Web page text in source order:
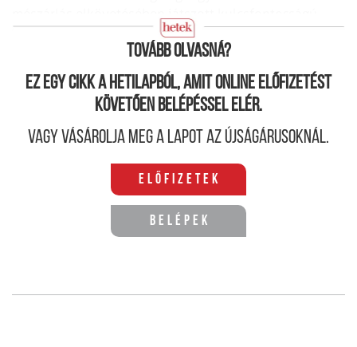
Tovább olvasná?
Ez egy cikk a hetilapból, amit online előfizetést
követően belépéssel elér.
Vagy vásárolja meg a lapot az újságárusoknál.
Előfizetek
Belépek